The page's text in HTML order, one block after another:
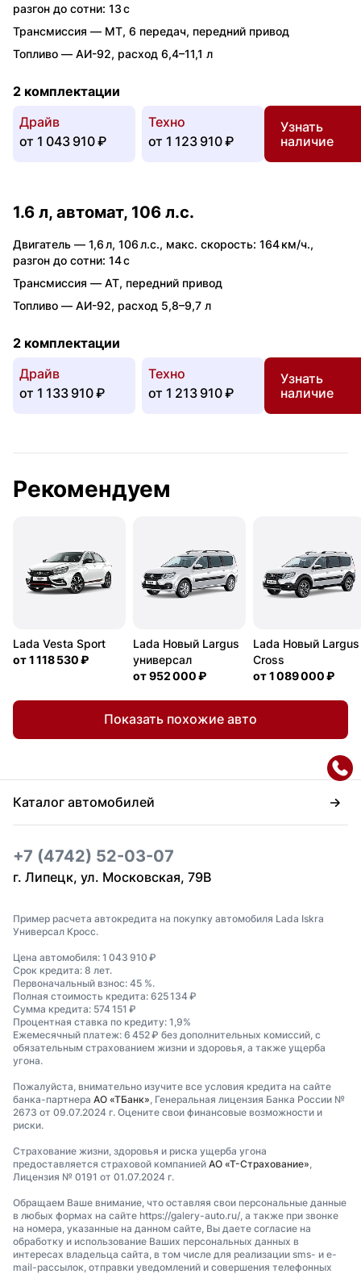
разгон до сотни: 13 с
Трансмиссия — MT, 6 передач, передний привод
Топливо — АИ-92, расход 6,4–11,1 л
2 комплектации
Драйв
от 1 043 910 ₽
Техно
от 1 123 910 ₽
Узнать
наличие
1.6 л, автомат, 106 л.с.
Двигатель — 1,6 л, 106 л.с., макс. скорость: 164 км/ч.,
разгон до сотни: 14 с
Трансмиссия — AT, передний привод
Топливо — АИ-92, расход 5,8–9,7 л
2 комплектации
Драйв
от 1 133 910 ₽
Техно
от 1 213 910 ₽
Узнать
наличие
Рекомендуем
Lada Vesta Sport
от1 118 530 ₽
Lada Новый Largus
универсал
от952 000 ₽
Lada Новый Largus
Cross
от1 089 000 ₽
Показать похожие авто
Каталог автомобилей
+7 (4742) 52-03-07
г. Липецк, ул. Московская, 79В
Пример расчета автокредита на покупку автомобиля Lada Iskra
Универсал Кросс.
Цена автомобиля: 1 043 910 ₽
Срок кредита: 8 лет.
Первоначальный взнос: 45 %.
Полная стоимость кредита: 625 134 ₽
Сумма кредита: 574 151 ₽
Процентная ставка по кредиту: 1,9%
Ежемесячный платеж: 6 452 ₽ без дополнительных комиссий, с
обязательным страхованием жизни и здоровья, а также ущерба
угона.
Пожалуйста, внимательно изучите все условия кредита на сайте
банка-партнера АО «ТБанк» , Генеральная лицензия Банка России №
2673 от 09.07.2024 г. Оцените свои финансовые возможности и
риски.
Страхование жизни, здоровья и риска ущерба угона
предоставляется страховой компанией АО «Т-Страхование»
Лицензия № 0191 от 01.07.2024 г.
Обращаем Ваше внимание, что оставляя свои персональные данные
в любых формах на сайте https://galery-auto.ru/, а также при звонке
на номера, указанные на данном сайте, Вы даете согласие на
обработку и использование Ваших персональных данных в
интересах владельца сайта, в том числе для реализации sms- и e-
mail-рассылок, отправки уведомлений и совершения телефонных